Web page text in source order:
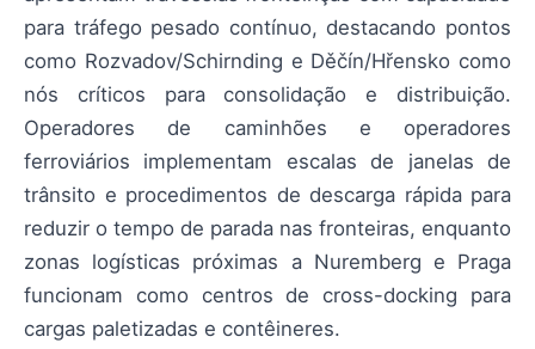
para tráfego pesado contínuo, destacando pontos
como Rozvadov/Schirnding e Děčín/Hřensko como
nós críticos para consolidação e distribuição.
Operadores de caminhões e operadores
ferroviários implementam escalas de janelas de
trânsito e procedimentos de descarga rápida para
reduzir o tempo de parada nas fronteiras, enquanto
zonas logísticas próximas a Nuremberg e Praga
funcionam como centros de cross-docking para
cargas paletizadas e contêineres.